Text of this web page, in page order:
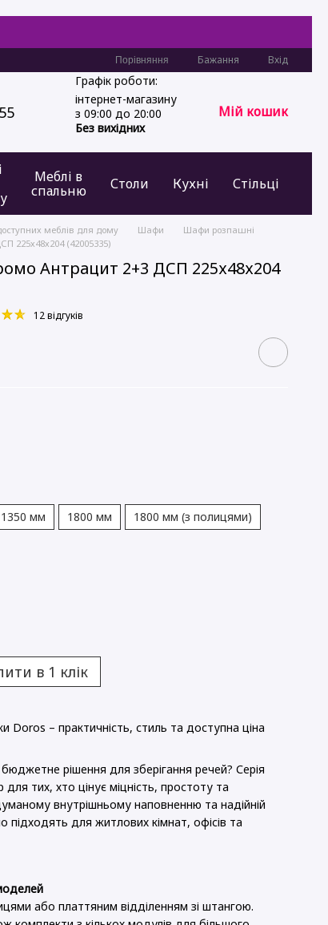
Порівняння Бажання Вхід
Графік роботи:
інтернет-магазину
з 09:00 до 20:00
Без вихідних
Мій кошик
Меблі в
спальню
Столи Кухні Стільці
1 1
меблів для дому Шафи
Шафи розпашні
225х48х204 (42005335)
Антрацит 2+3 ДСП 225х48х204
12 відгуків
1350 мм 1800 мм
1800 мм (з полицями)
в 1 клік
Doros – практичність, стиль та доступна ціна
рішення для зберігання речей? Серія
тих, хто цінує міцність, простоту та
внутрішньому наповненню та надійній
для житлових кімнат, офісів та
або платтяним відділенням зі штангою.